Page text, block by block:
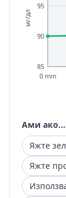
85
90
95
0 min
мг/дл
Ами ако...
Яжте
Яжте